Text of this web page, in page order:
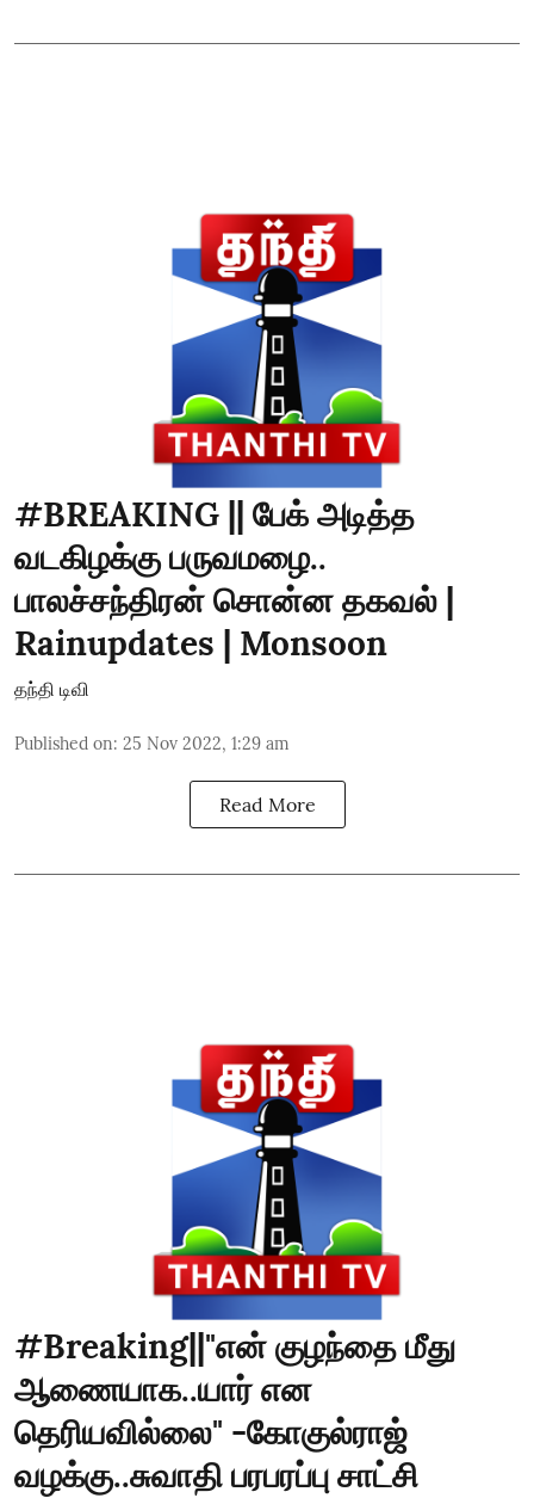
#BREAKING || பேக் அடித்த
வடகிழக்கு பருவமழை..
பாலச்சந்திரன் சொன்ன தகவல் |
Rainupdates | Monsoon
தந்தி டிவி
Published on: 25 Nov 2022, 1:29 am
Read More
#Breaking||"என் குழந்தை மீது
ஆணையாக..யார் என
தெரியவில்லை" -கோகுல்ராஜ்
வழக்கு..சுவாதி பரபரப்பு சாட்சி